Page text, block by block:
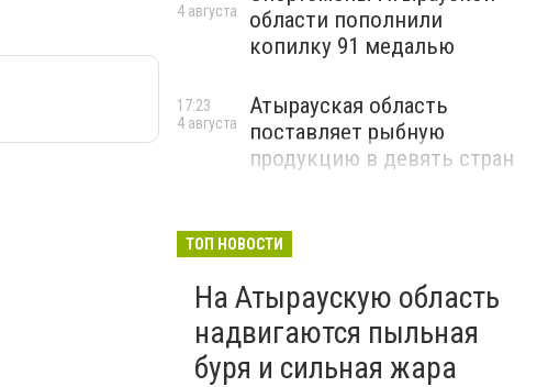
области пополнили
копилку 91 медалью
4 августа
Атырауская область
поставляет рыбную
продукцию в девять стран
17:23
4 августа
ТОП НОВОСТИ
На Атыраускую область
надвигаются пыльная
буря и сильная жара